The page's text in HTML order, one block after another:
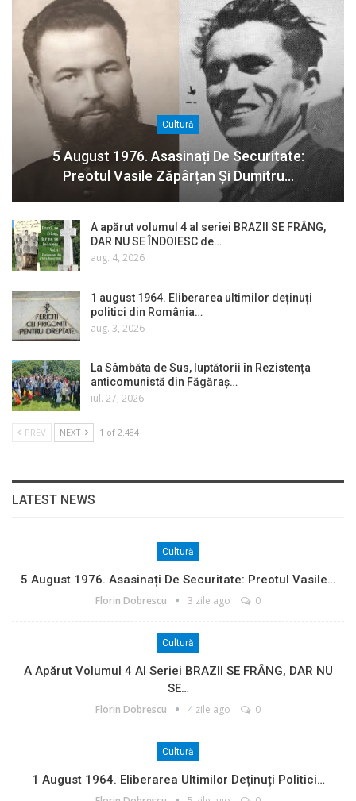
Cultură
5 August 1976. Asasinați De Securitate:
Preotul Vasile Zăpârțan Și Dumitru…
A apărut volumul 4 al seriei BRAZII SE FRÂNG,
DAR NU SE ÎNDOIESC de…
aug. 4, 2026
1 august 1964. Eliberarea ultimilor deținuți
politici din România…
aug. 3, 2026
La Sâmbăta de Sus, luptătorii în Rezistența
anticomunistă din Făgăraș…
iul. 27, 2026
PREV NEXT 1 of 2.484
LATEST NEWS
Cultură
5 August 1976. Asasinați De Securitate: Preotul Vasile…
Florin Dobrescu 3 zile ago 0
Cultură
A Apărut Volumul 4 Al Seriei BRAZII SE FRÂNG, DAR NU
SE…
Florin Dobrescu 4 zile ago 0
Cultură
1 August 1964. Eliberarea Ultimilor Deținuți Politici…